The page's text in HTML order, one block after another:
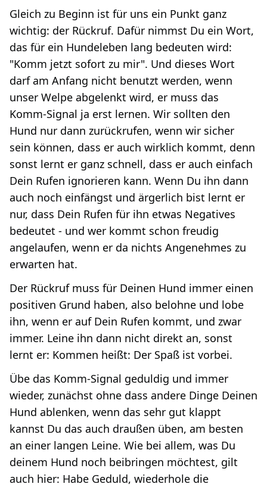
Gleich zu Beginn ist für uns ein Punkt ganz
wichtig: der Rückruf. Dafür nimmst Du ein Wort,
das für ein Hundeleben lang bedeuten wird:
"Komm jetzt sofort zu mir". Und dieses Wort
darf am Anfang nicht benutzt werden, wenn
unser Welpe abgelenkt wird, er muss das
Komm-Signal ja erst lernen. Wir sollten den
Hund nur dann zurückrufen, wenn wir sicher
sein können, dass er auch wirklich kommt, denn
sonst lernt er ganz schnell, dass er auch einfach
Dein Rufen ignorieren kann. Wenn Du ihn dann
auch noch einfängst und ärgerlich bist lernt er
nur, dass Dein Rufen für ihn etwas Negatives
bedeutet - und wer kommt schon freudig
angelaufen, wenn er da nichts Angenehmes zu
erwarten hat.
Der Rückruf muss für Deinen Hund immer einen
positiven Grund haben, also belohne und lobe
ihn, wenn er auf Dein Rufen kommt, und zwar
immer. Leine ihn dann nicht direkt an, sonst
lernt er: Kommen heißt: Der Spaß ist vorbei.
Übe das Komm-Signal geduldig und immer
wieder, zunächst ohne dass andere Dinge Deinen
Hund ablenken, wenn das sehr gut klappt
kannst Du das auch draußen üben, am besten
an einer langen Leine. Wie bei allem, was Du
deinem Hund noch beibringen möchtest, gilt
auch hier: Habe Geduld, wiederhole die